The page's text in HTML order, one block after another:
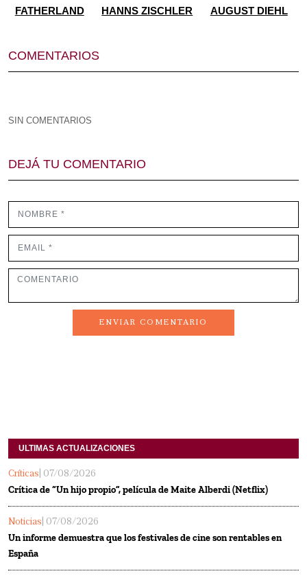
FATHERLAND
HANNS ZISCHLER AUGUST DIEHL
COMENTARIOS
SIN COMENTARIOS
DEJÁ TU COMENTARIO
ENVIAR COMENTARIO
ULTIMAS ACTUALIZACIONES
Críticas | 07/08/2026
Crítica de “Un hijo propio”, película de Maite Alberdi (Netflix)
Noticias | 07/08/2026
Un informe demuestra que los festivales de cine son rentables en
España